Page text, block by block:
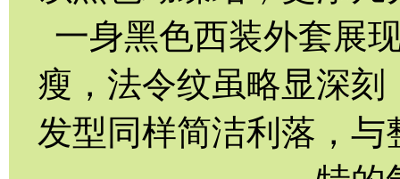
一身黑色西装外套展
瘦，法令纹虽略显深
发型同样简洁利落，